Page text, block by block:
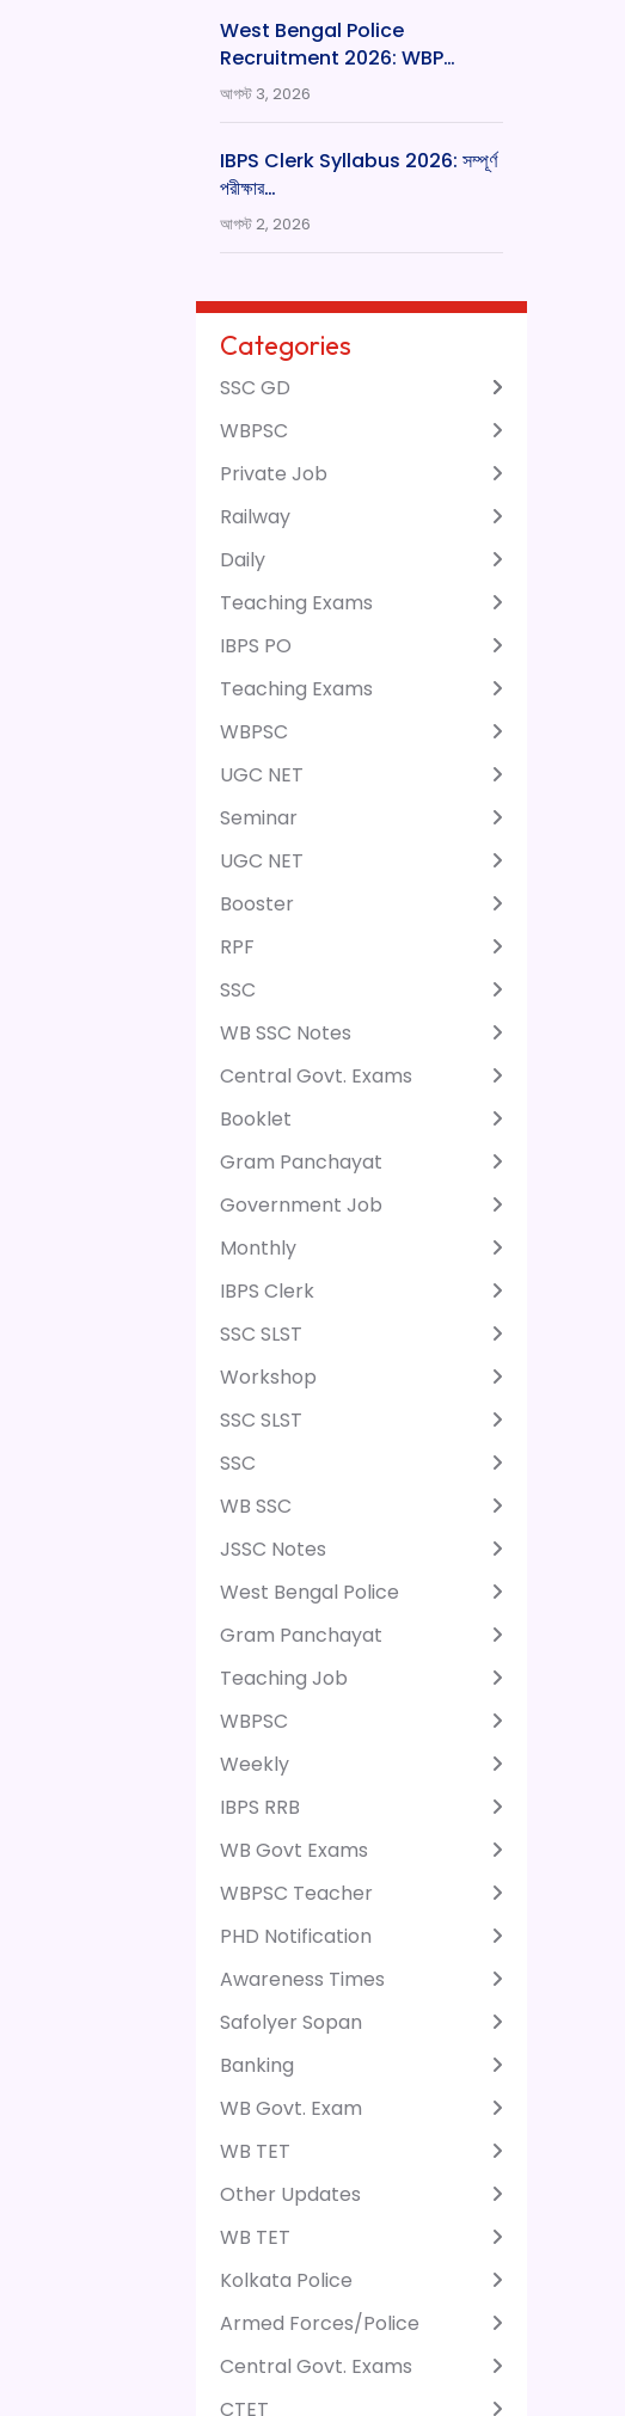
West Bengal Police
Recruitment 2026: WBP…
আগস্ট 3, 2026
IBPS Clerk Syllabus 2026: সম্পূর্ণ
পরীক্ষার…
আগস্ট 2, 2026
Categories
SSC GD
WBPSC
Private Job
Railway
Daily
Teaching Exams
IBPS PO
Teaching Exams
WBPSC
UGC NET
Seminar
UGC NET
Booster
RPF
SSC
WB SSC Notes
Central Govt. Exams
Booklet
Gram Panchayat
Government Job
Monthly
IBPS Clerk
SSC SLST
Workshop
SSC SLST
SSC
WB SSC
JSSC Notes
West Bengal Police
Gram Panchayat
Teaching Job
WBPSC
Weekly
IBPS RRB
WB Govt Exams
WBPSC Teacher
PHD Notification
Awareness Times
Safolyer Sopan
Banking
WB Govt. Exam
WB TET
Other Updates
WB TET
Kolkata Police
Armed Forces/Police
Central Govt. Exams
CTET